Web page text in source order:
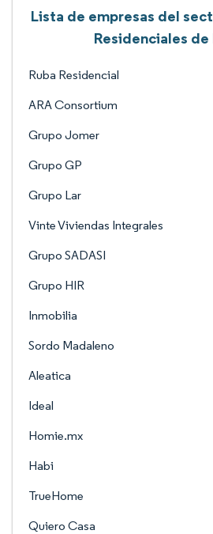
Lista de empresas del
Residenciales de
Ruba Residencial
ARA Consortium
Grupo Jomer
Grupo GP
Grupo Lar
Vinte Viviendas Integrales
Grupo SADASI
Grupo HIR
Inmobilia
Sordo Madaleno
Aleatica
Ideal
Homie.mx
Habi
TrueHome
Quiero Casa